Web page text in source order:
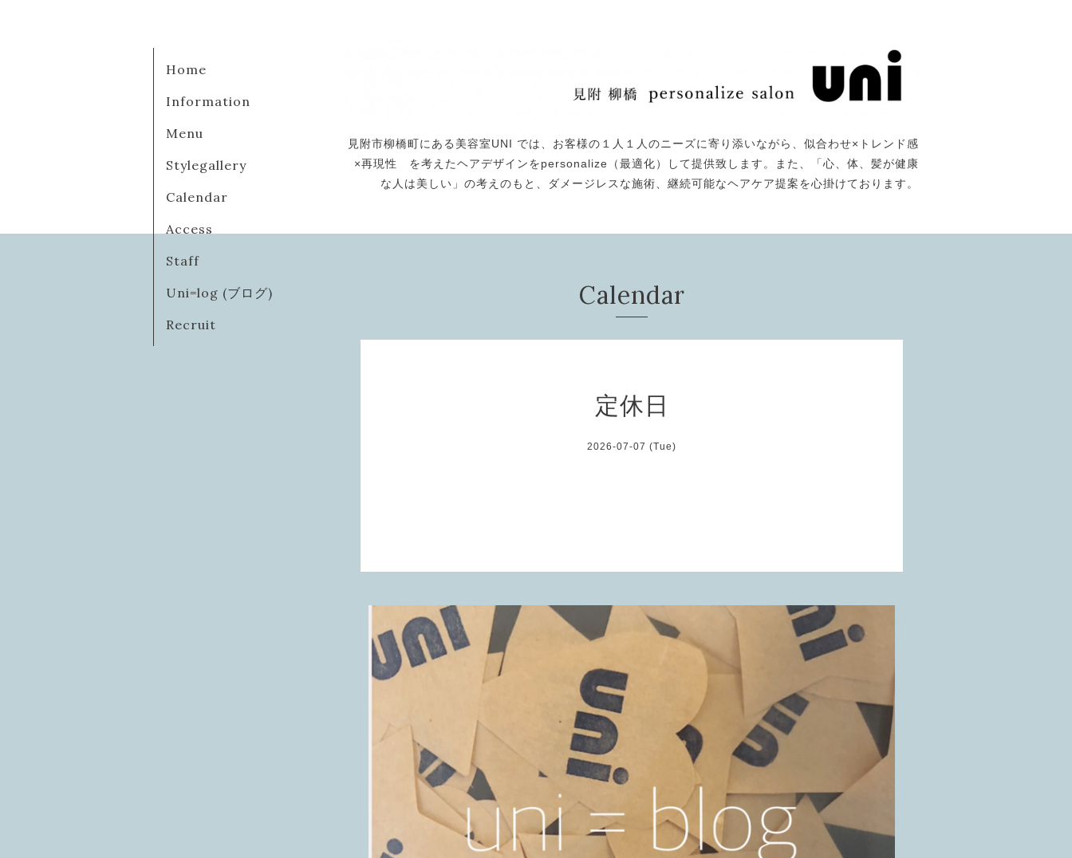
見附市柳橋町にある美容室UNI では、お客様の１人１人のニーズに寄り添いながら、似合わせ×トレンド感
×再現性 を考えたヘアデザインをpersonalize（最適化）して提供致します。また、「心、体、髪が健康
な人は美しい」の考えのもと、ダメージレスな施術、継続可能なヘアケア提案を心掛けております。
Home
Information
Menu
Stylegallery
Calendar
Access
Staff
Uni=log (ブログ)
Recruit
Calendar
定休日
2026-07-07 (Tue)